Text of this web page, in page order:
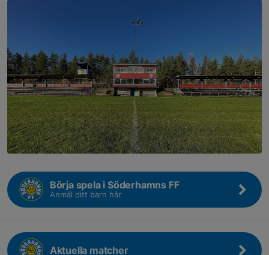
Börja spela i Söderhamns FF
Anmäl ditt barn här
Aktuella matcher